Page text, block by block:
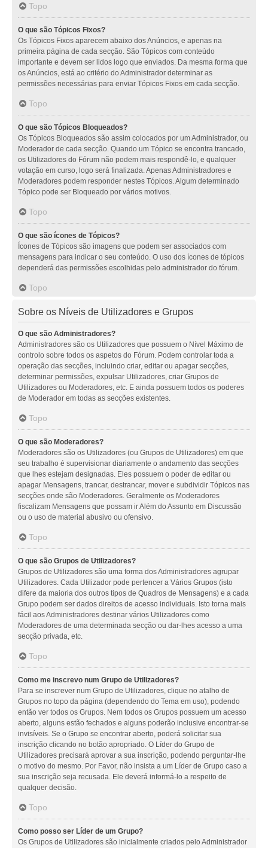
Topo
O que são Tópicos Fixos?
Os Tópicos Fixos aparecem abaixo dos Anúncios, e apenas na
primeira página de cada secção. São Tópicos com conteúdo
importante e devem ser lidos logo que enviados. Da mesma forma que
os Anúncios, está ao critério do Administrador determinar as
permissões necessárias para enviar Tópicos Fixos em cada secção.
Topo
O que são Tópicos Bloqueados?
Os Tópicos Bloqueados são assim colocados por um Administrador, ou
Moderador de cada secção. Quando um Tópico se encontra trancado,
os Utilizadores do Fórum não podem mais respondê-lo, e qualquer
votação em curso, logo será finalizada. Apenas Administradores e
Moderadores podem responder nestes Tópicos. Algum determinado
Tópico pode ser Bloqueado por vários motivos.
Topo
O que são ícones de Tópicos?
Ícones de Tópicos são imagens que podem ser associados com
mensagens para indicar o seu conteúdo. O uso dos ícones de tópicos
dependerá das permissões escolhidas pelo administrador do fórum.
Topo
Sobre os Níveis de Utilizadores e Grupos
O que são Administradores?
Administradores são os Utilizadores que possuem o Nível Máximo de
controlo sobre todos os aspetos do Fórum. Podem controlar toda a
operação das secções, incluindo criar, editar ou apagar secções,
determinar permissões, expulsar Utilizadores, criar Grupos de
Utilizadores ou Moderadores, etc. E ainda possuem todos os poderes
de Moderador em todas as secções existentes.
Topo
O que são Moderadores?
Moderadores são os Utilizadores (ou Grupos de Utilizadores) em que
seu trabalho é supervisionar diariamente o andamento das secções
que lhes estejam designadas. Eles possuem o poder de editar ou
apagar Mensagens, trancar, destrancar, mover e subdividir Tópicos nas
secções onde são Moderadores. Geralmente os Moderadores
fiscalizam Mensagens que possam ir Além do Assunto em Discussão
ou o uso de material abusivo ou ofensivo.
Topo
O que são Grupos de Utilizadores?
Grupos de Utilizadores são uma forma dos Administradores agrupar
Utilizadores. Cada Utilizador pode pertencer a Vários Grupos (isto
difere da maioria dos outros tipos de Quadros de Mensagens) e a cada
Grupo podem ser dados direitos de acesso individuais. Isto torna mais
fácil aos Administradores destinar vários Utilizadores como
Moderadores de uma determinada secção ou dar-lhes acesso a uma
secção privada, etc.
Topo
Como me inscrevo num Grupo de Utilizadores?
Para se inscrever num Grupo de Utilizadores, clique no atalho de
Grupos no topo da página (dependendo do Tema em uso), podendo
então ver todos os Grupos. Nem todos os Grupos possuem um acesso
aberto, alguns estão fechados e alguns poderão inclusive encontrar-se
invisíveis. Se o Grupo se encontrar aberto, poderá solicitar sua
inscrição clicando no botão apropriado. O Líder do Grupo de
Utilizadores precisará aprovar a sua inscrição, podendo perguntar-lhe
o motivo do mesmo. Por Favor, não insista a um Líder de Grupo caso a
sua inscrição seja recusada. Ele deverá informá-lo a respeito de
qualquer decisão.
Topo
Como posso ser Líder de um Grupo?
Os Grupos de Utilizadores são inicialmente criados pelo Administrador